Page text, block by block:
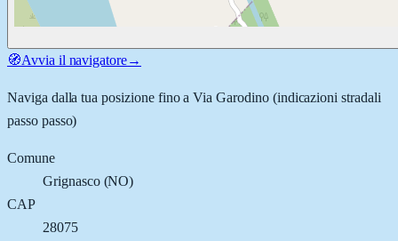
🧭Avvia il navigatore→
Naviga dalla tua posizione fino aVia Garodino(indicazioni stradali
passo passo)
Comune
Grignasco(NO)
CAP
28075